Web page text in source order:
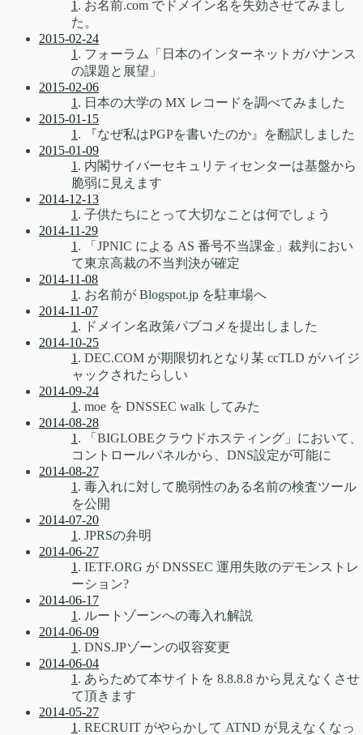
1 . お名前.com でドメイン名を失効させてみまし
た。
2015-02-24
1 . フォーラム「日本のインターネットガバナンス
の課題と展望」
2015-02-06
1 . 日本の大学の MX レコードを調べてみました
2015-01-15
1 . 『なぜ私はPGPを書いたのか』を翻訳しました
2015-01-09
1 . 内閣サイバーセキュリティセンターは基盤から
脆弱に見えます
2014-12-13
1 . 子供たちにとって大切なことは何でしょう
2014-11-29
1 . 「JPNIC による AS 番号不当課金」裁判におい
て東京高裁の不当判決が確定
2014-11-08
1 . お名前が Blogspot.jp を駐車場へ
2014-11-07
1 . ドメイン名政策パブコメを提出しました
2014-10-25
1 . DEC.COM が期限切れとなり某 ccTLD がハイジ
ャックされたらしい
2014-09-24
1 . moe を DNSSEC walk してみた
2014-08-28
1 . 「BIGLOBEクラウドホスティング」において、
コントロールパネルから、DNS設定が可能に
2014-08-27
1 . 毒入れに対して脆弱性のある名前の検査ツール
を公開
2014-07-20
1 . JPRSの弁明
2014-06-27
1 . IETF.ORG が DNSSEC 運用失敗のデモンストレ
ーション?
2014-06-17
1 . ルートゾーンへの毒入れ解説
2014-06-09
1 . DNS.JPゾーンの収容変更
2014-06-04
1 . あらためて本サイトを 8.8.8.8 から見えなくさせ
て頂きます
2014-05-27
1 . RECRUIT がやらかして ATND が見えなくなっ